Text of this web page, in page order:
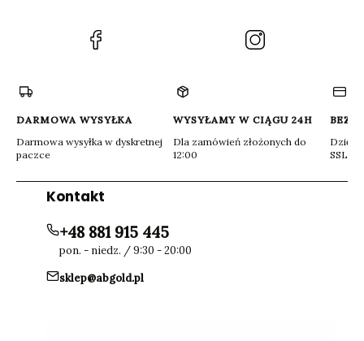
(Otwiera
się
DARMOWA WYSYŁKA
Darmowa wysyłka w dyskretnej
paczce
WYSYŁAMY W CIĄGU 24H
Dla zamówień złożonych do
12:00
Dzięki
SSL
Kontakt
+48 881 915 445
pon. - niedz. / 9:30 - 20:00
sklep@abgold.pl